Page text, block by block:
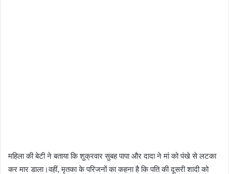
महिला की बेटी ने बताया कि शुक्रवार सुबह पापा और दादा ने मां को पंखे से लटका
कर मार डाला।वहीं, मृतका के परिजनों का कहना है कि पति की दूसरी शादी को